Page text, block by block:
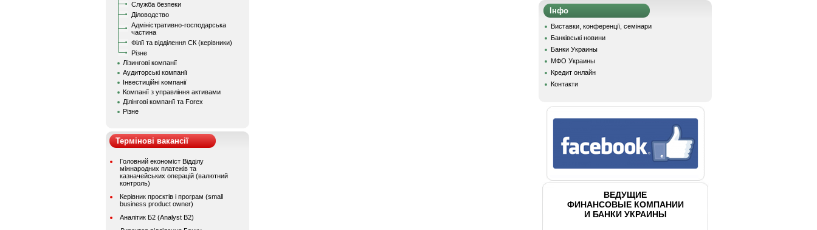
Служба безпеки
Діловодство
Адміністративно-господарська
частина
Філії та відділення СК (керівники)
Різне
Лізингові компанії
Аудиторські компанії
Інвестиційні компанії
Компанії з управління активами
Ділінгові компанії та Forex
Різне
Термінові вакансії
Головний економіст Відділу
міжнародних платежів та
казначейських операцій (валютний
контроль)
Керівник проєктів і програм (small
business product owner)
Аналітик Б2 (Analyst B2)
Інфо
Виставки, конференції, семінари
Банківські новини
Банки Украины
МФО Украины
Кредит онлайн
Контакти
ВЕДУЩИЕ
ФИНАНСОВЫЕ КОМПАНИИ
И БАНКИ УКРАИНЫ